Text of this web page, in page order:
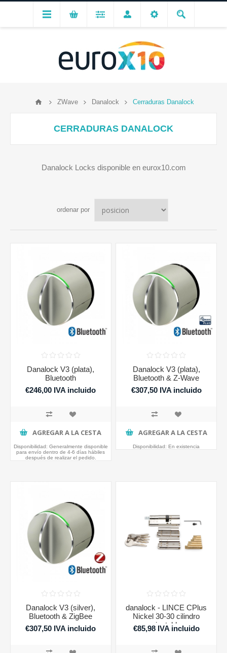
ZWave Danalock Cerraduras Danalock
CERRADURAS DANALOCK
Danalock Locks disponible en eurox10.com
ordenar por
Danalock V3 (plata),
Bluetooth
€246,00 IVA incluido
AGREGAR A LA CESTA
Disponibilidad: Generalmente disponible
para envío dentro de 4-6 días hábiles
después de realizar el pedido.
Danalock V3 (plata),
Bluetooth & Z-Wave
€307,50 IVA incluido
AGREGAR A LA CESTA
Disponibilidad: En existencia
Danalock V3 (silver),
Bluetooth & ZigBee
€307,50 IVA incluido
danalock - LINCE CPlus
Nickel 30-30 cilindro
ajustable
€85,98 IVA incluido